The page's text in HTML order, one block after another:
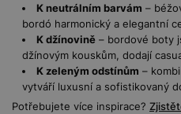
K neutrálním barvám –
bordó harmonický a elegantní
K džínovině– bordové boty
džínovým kouskům, dodají
K zeleným odstínům –
vytváří luxusní a sofistikovaný
Potřebujete více inspirace?